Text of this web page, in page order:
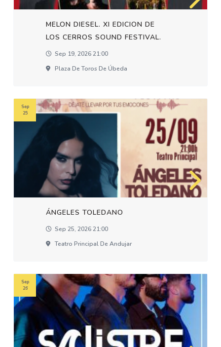
MELON DIESEL. XI EDICION DE
LOS CERROS SOUND FESTIVAL.
Sep 19, 2026 21:00
Plaza De Toros De Úbeda
ÁNGELES TOLEDANO
Sep 25, 2026 21:00
Teatro Principal De Andujar
Sep
25
Sep
26